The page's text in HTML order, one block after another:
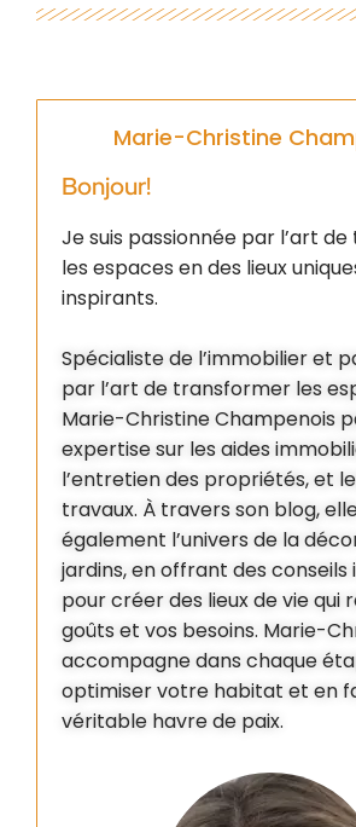
Marie-Christine
Bonjour!
Je suis passionnée par l’art
les espaces en des lieux
inspirants.
Spécialiste de l’immobilier et
par l’art de transformer les
Marie-Christine Champenois
expertise sur les aides
l’entretien des propriétés, et
travaux. À travers son blog,
également l’univers de la
jardins, en offrant des conseils
pour créer des lieux de vie qui
goûts et vos besoins. Marie-
accompagne dans chaque
optimiser votre habitat et en
véritable havre de paix.